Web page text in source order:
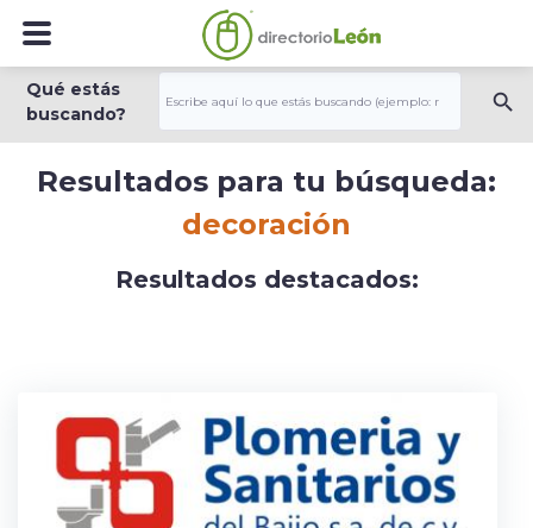
Qué estás
buscando?
Resultados para tu búsqueda:
decoración
Resultados destacados: